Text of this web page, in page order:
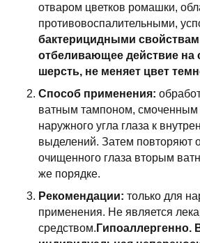
отваром цветков ромашки,
противовоспалительными,
бактерицидными
отбеливающее действие на
шерсть, не меняет цвет
Способ применения:
ватным тампоном, смоченным
наружного угла глаза к
выделений. Затем повторяют
очищенного глаза вторым
же порядке.
Рекомендации: только для
применения. Не является
средством. Гипоаллергенно.